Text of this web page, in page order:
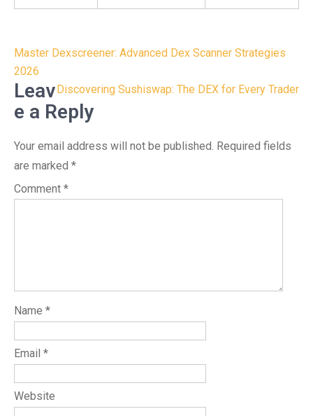
Post
navigation
Master Dexscreener: Advanced Dex Scanner Strategies
2026
Discovering Sushiswap: The DEX for Every Trader
Leav
e a Reply
Your email address will not be published. Required fields
are marked *
Comment *
Name *
Email *
Website